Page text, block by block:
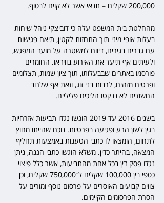
200,000 שקלים – תנאי אשר לא קוים לבסוף.
מהחלטת בית המשפט עלה כי דוביצקי ניהל שיחות
בעלות אופי מיני תוך התחזות לקטין, תיאם פגישות
עם גברים בגירים, דיווח למשטרה על מועד המפגש,
ולעיתים אף תיעד את האירוע בווידאו. החומרים
פורסמו באתרים שבבעלותו, תוך ציון שמות, תצלומים
ופרטים מזהים, לרבות בני זוג, וזאת אף שלרוב
החשודים לא ננקטו הליכים פליליים.
בשנים 2016 עד 2019 הוגשו נגדו תביעות אזרחיות
בגין לשון הרע ופגיעה בפרטיות. נוכח שהייתו מחוץ
לתחום, הומצאו לו כתבי הטענות באמצעות תחליף
המצאה, בהיתר כדין. משלא הוגשו כתבי הגנה, ניתן
נגדו פסק דין בכל אחת מהתביעות, אשר כלל פיצוי
כספי בין 100,000 שקלים ל־750,000 שקלים, וכן
צווים קבועים האוסרים על פרסום נוסף ומורים על
הסרת הפרסומים הקיימים.